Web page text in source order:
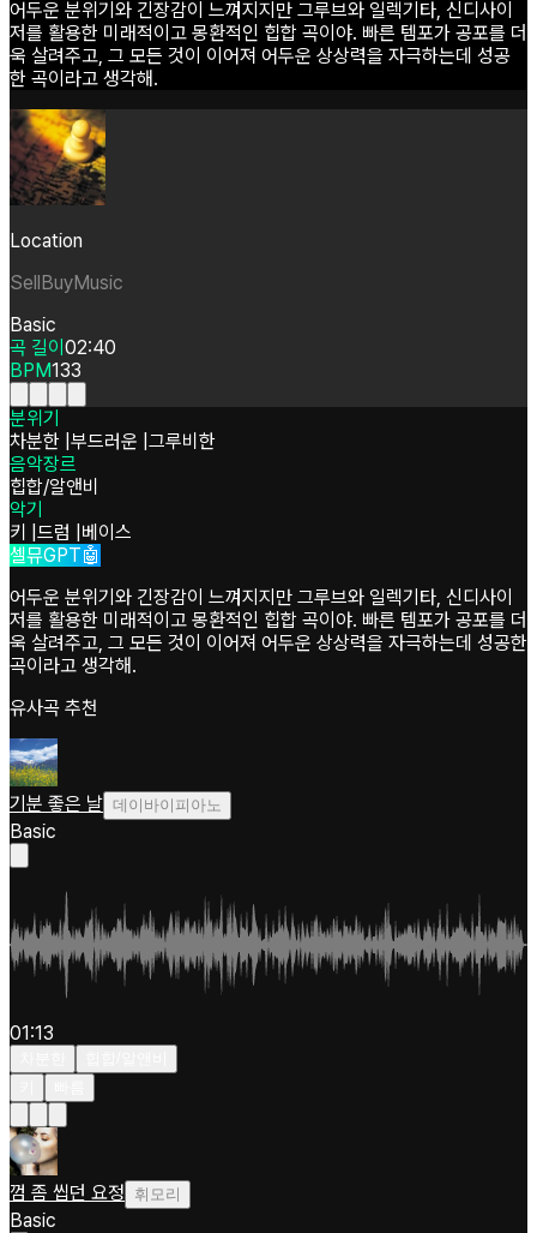
어두운 분위기와 긴장감이 느껴지지만 그루브와 일렉기타, 신디사이
저를 활용한 미래적이고 몽환적인 힙합 곡이야. 빠른 템포가 공포를 더
욱 살려주고, 그 모든 것이 이어져 어두운 상상력을 자극하는데 성공
한 곡이라고 생각해.
Location
SellBuyMusic
Basic
곡 길이 02:40
BPM133
분위기
차분한 부드러운 그루비한
음악장르
힙합/알앤비
악기
키 드럼
베이스
셀뮤GPT🤖
어두운 분위기와 긴장감이 느껴지지만 그루브와 일렉기타, 신디사이
저를 활용한 미래적이고 몽환적인 힙합 곡이야. 빠른 템포가 공포를 더
욱 살려주고, 그 모든 것이 이어져 어두운 상상력을 자극하는데 성공한
곡이라고 생각해.
유사곡 추천
기분 좋은 날 데이바이피아노
Basic
01:13
껌 좀 씹던 요정 휘모리
Basic